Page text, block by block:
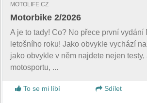
MOTOLIFE.CZ
Motorbike 2/2026
A je to tady! Co? No přece první vydání
letošního roku! Jako obvykle vychází
jako obvykle v něm najdete nejen testy,
motosportu, ...
To se mi líbí
Sdílet